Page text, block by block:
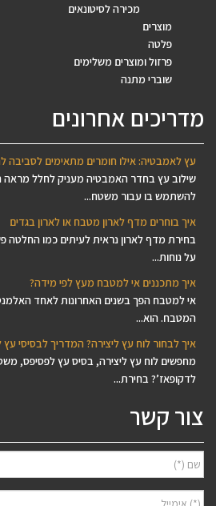
מכירה לסיטונאים
מוצרים
פלטה
פרזול ומוצרים משלימים
שוברי מתנה
מדריכים אחרונים
עץ לאמבטיה: אילו חומרים מתאימים לסביבה
שילוב עץ בחדר האמבטיה מעניק לחלל מראה
להשתמש בו עבור משטח...
איך בוחרים מדף לארון מטבח או לארון בגדים
בחירת מדף לארון נראית לעיתים כמו החלטה
על נוחות...
איך מתכננים אי למטבח מעץ לפי מידה?
אי למטבח הפך בשנים האחרונות לאחד
המטבח. הוא...
איך לבחור לוח עץ ליצירה? המדריך לבסיסי
מחפשים לוח עץ ליצירה, בסיס עץ לפסיפס,
לדקופאז’? בחירת...
צור קשר